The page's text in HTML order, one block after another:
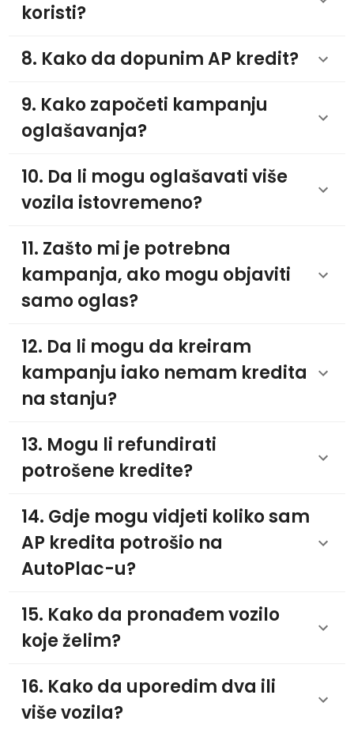
koristi?
8. Kako da dopunim AP kredit?
9. Kako započeti kampanju
oglašavanja?
10. Da li mogu oglašavati više
vozila istovremeno?
11. Zašto mi je potrebna
kampanja, ako mogu objaviti
samo oglas?
12. Da li mogu da kreiram
kampanju iako nemam kredita
na stanju?
13. Mogu li refundirati
potrošene kredite?
14. Gdje mogu vidjeti koliko sam
AP kredita potrošio na
AutoPlac-u?
15. Kako da pronađem vozilo
koje želim?
16. Kako da uporedim dva ili
više vozila?